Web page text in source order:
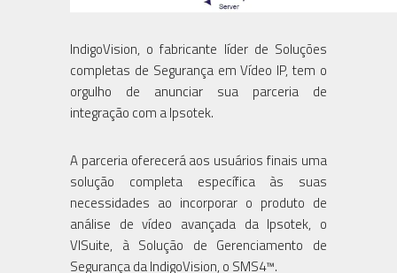
IndigoVision, o fabricante líder de Soluções
completas de Segurança em Vídeo IP, tem o
orgulho de anunciar sua parceria de
integração com a Ipsotek.
A parceria oferecerá aos usuários finais uma
solução completa específica às suas
necessidades ao incorporar o produto de
análise de vídeo avançada da Ipsotek, o
VISuite, à Solução de Gerenciamento de
Segurança da IndigoVision, o SMS4™.